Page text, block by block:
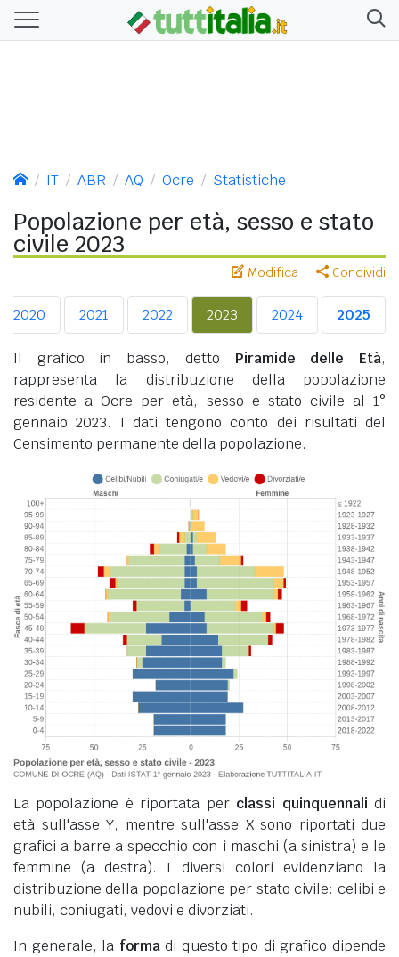
IT ABR AQ Ocre Statistiche
Popolazione per età, sesso e stato
civile 2023
Modifica Condividi
2020 2021 2022 2023 2024 2025
Il grafico in basso, detto Piramide delle Età,
rappresenta la distribuzione della popolazione
residente a Ocre per età, sesso e stato civile al 1°
gennaio 2023. I dati tengono conto dei risultati del
Censimento permanente della popolazione.
La popolazione è riportata per classi quinquennali di
età sull'asse Y, mentre sull'asse X sono riportati due
grafici a barre a specchio con i maschi (a sinistra) e le
femmine (a destra). I diversi colori evidenziano la
distribuzione della popolazione per stato civile: celibi e
nubili, coniugati, vedovi e divorziati.
In generale, la formadi questo tipo di grafico dipende